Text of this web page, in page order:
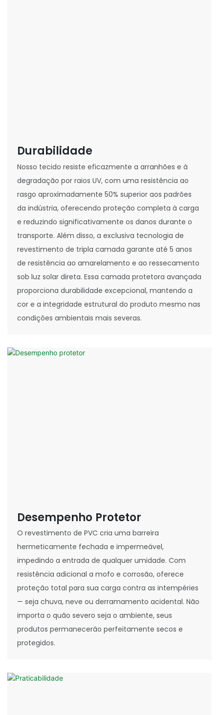
Durabilidade
Nosso tecido resiste eficazmente a arranhões e à
degradação por raios UV, com uma resistência ao
rasgo aproximadamente 50% superior aos padrões
da indústria, oferecendo proteção completa à carga
e reduzindo significativamente os danos durante o
transporte. Além disso, a exclusiva tecnologia de
revestimento de tripla camada garante até 5 anos
de resistência ao amarelamento e ao ressecamento
sob luz solar direta. Essa camada protetora avançada
proporciona durabilidade excepcional, mantendo a
cor e a integridade estrutural do produto mesmo nas
condições ambientais mais severas.
Desempenho Protetor
O revestimento de PVC cria uma barreira
hermeticamente fechada e impermeável,
impedindo a entrada de qualquer umidade. Com
resistência adicional a mofo e corrosão, oferece
proteção total para sua carga contra as intempéries
— seja chuva, neve ou derramamento acidental. Não
importa o quão severo seja o ambiente, seus
produtos permanecerão perfeitamente secos e
protegidos.